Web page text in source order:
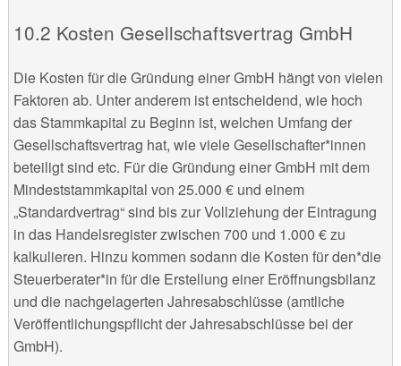
Kosten Gesellschaftsvertrag GmbH
Die Kosten für die Gründung einer GmbH hängt von vielen
Faktoren ab. Unter anderem ist entscheidend, wie hoch
das Stammkapital zu Beginn ist, welchen Umfang der
Gesellschaftsvertrag hat, wie viele Gesellschafter*innen
beteiligt sind etc. Für die Gründung einer GmbH mit dem
Mindeststammkapital von 25.000 € und einem
„Standardvertrag“ sind bis zur Vollziehung der Eintragung
in das Handelsregister zwischen 700 und 1.000 € zu
kalkulieren. Hinzu kommen sodann die Kosten für den*die
Steuerberater*in für die Erstellung einer Eröffnungsbilanz
und die nachgelagerten Jahresabschlüsse (amtliche
Veröffentlichungspflicht der Jahresabschlüsse bei der
GmbH).